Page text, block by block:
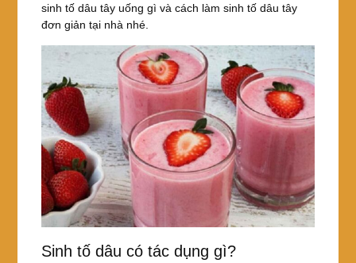
sinh tố dâu tây uống gì và cách làm sinh tố dâu tây
đơn giản tại nhà nhé.
Sinh tố dâu có tác dụng gì?